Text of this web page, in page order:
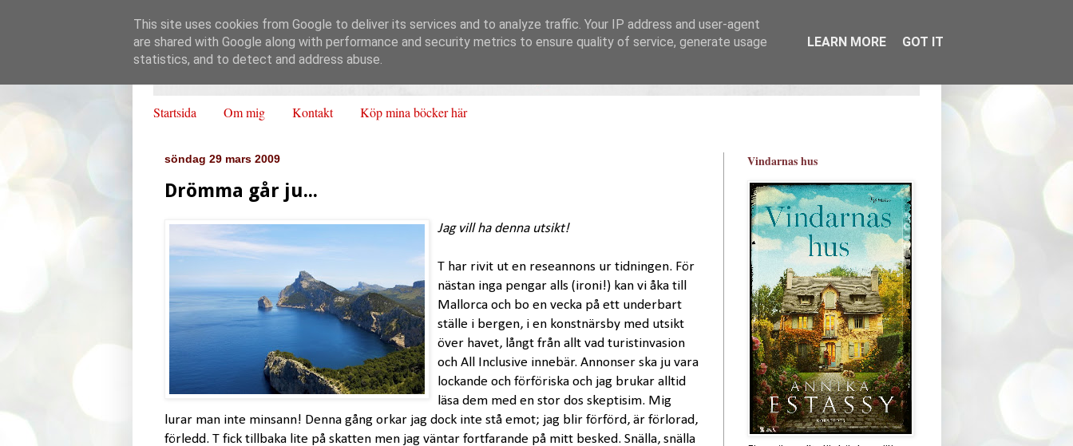
Startsida Om mig Kontakt Köp mina böcker här
söndag 29 mars 2009
Drömma går ju...
Jag vill ha denna utsikt!
T har rivit ut en reseannons ur tidningen. För
nästan inga pengar alls (ironi!) kan vi åka till
Mallorca och bo en vecka på ett underbart
ställe i bergen, i en konstnärsby med utsikt
över havet, långt från allt vad turistinvasion
och All Inclusive innebär. Annonser ska ju vara
lockande och förföriska och jag brukar alltid
läsa dem med en stor dos skeptisim. Mig
lurar man inte minsann! Denna gång orkar jag dock inte stå emot; jag blir förförd, är förlorad,
förledd. T fick tillbaka lite på skatten men jag väntar fortfarande på mitt besked. Snälla, snälla
Vindarnas hus
This site uses cookies from Google to deliver its services and to analyze traffic. Your IP address and user-agent
are shared with Google along with performance and security metrics to ensure quality of service, generate usage
statistics, and to detect and address abuse.
LEARN MORE GOT IT